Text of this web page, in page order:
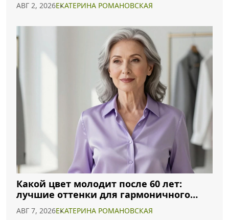
АВГ 2, 2026ЕКАТЕРИНА РОМАНОВСКАЯ
Какой цвет молодит после 60 лет:
лучшие оттенки для гармоничного
образа
АВГ 7, 2026ЕКАТЕРИНА РОМАНОВСКАЯ